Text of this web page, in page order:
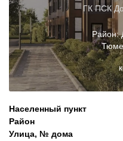
ГК ПСК
Район:
Населенный пункт
Район
Улица, № дома